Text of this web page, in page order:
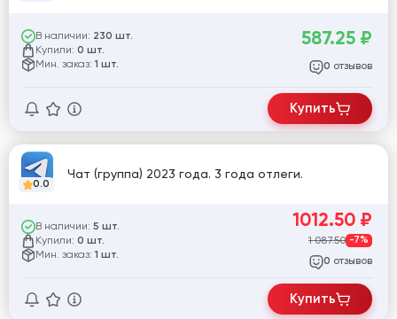
В наличии: 230 шт.
Купили: 0 шт.
Мин. заказ: 1 шт.
587.25 ₽
0 отзывов
Купить
0.0
Чат (группа) 2023 года. 3 года отлеги.
В наличии: 5 шт.
Купили: 0 шт.
Мин. заказ: 1 шт.
1012.50 ₽
1 087.50 -7%
0 отзывов
Купить